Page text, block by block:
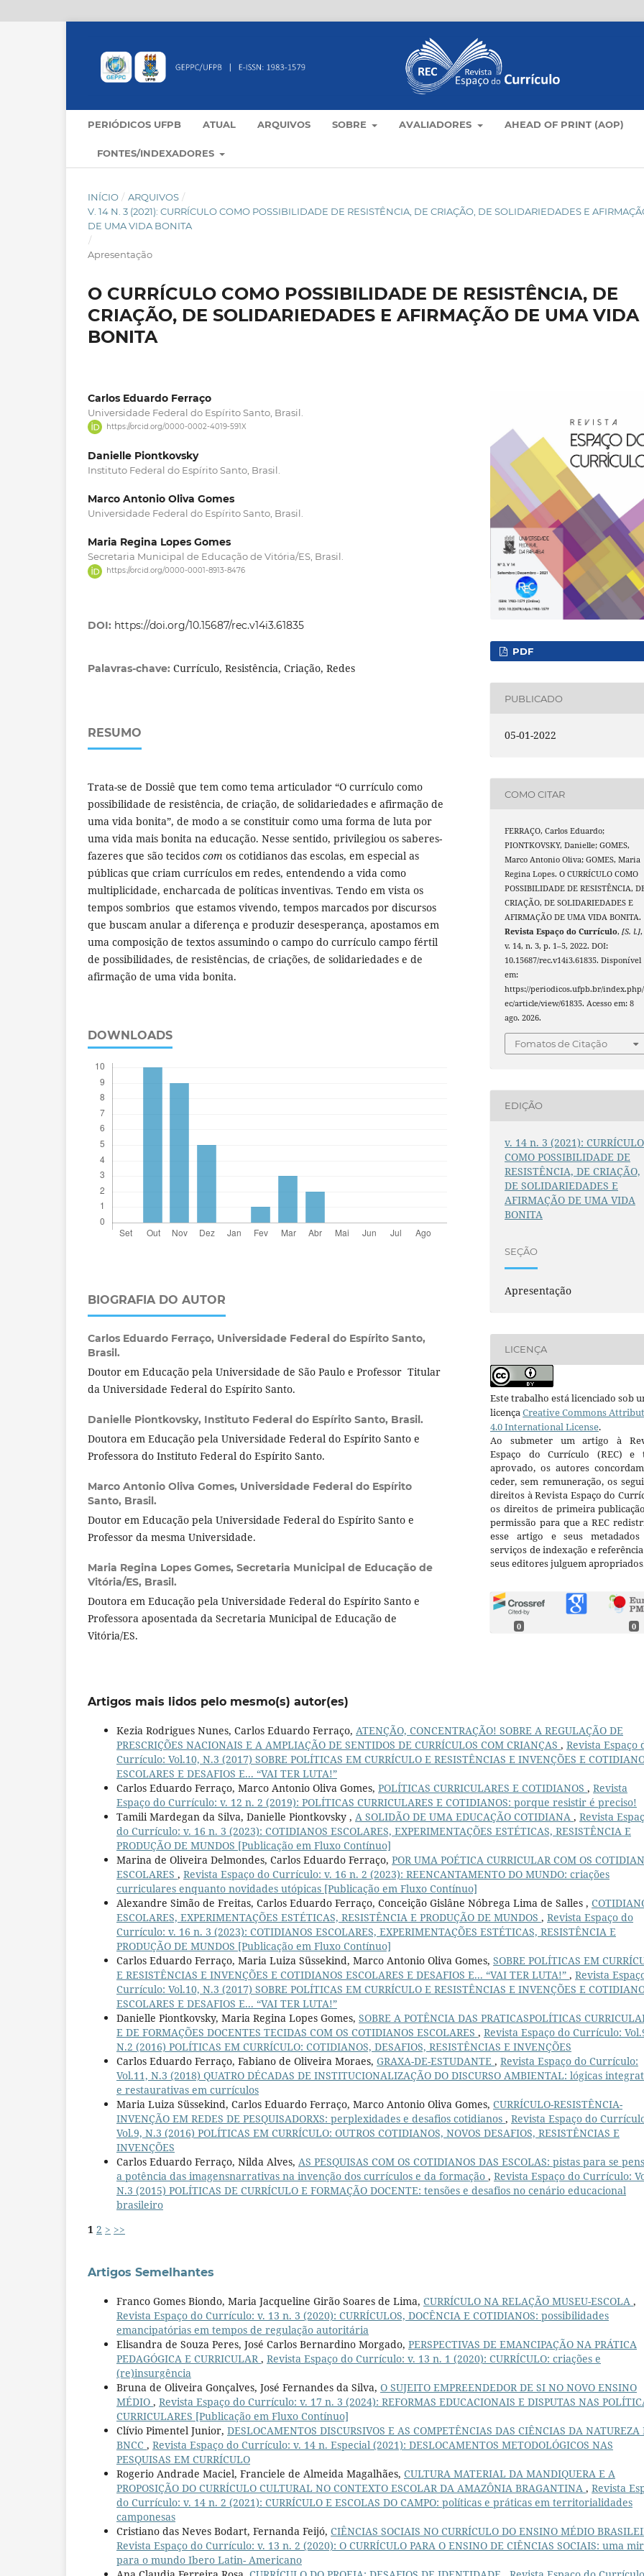
PERIÓDICOS UFPB ATUAL ARQUIVOS SOBRE AVALIADORES AHEAD OF PRINT (AOP)
FONTES/INDEXADORES
INÍCIO / ARQUIVOS /
V. 14 N. 3 (2021): CURRÍCULO COMO POSSIBILIDADE DE RESISTÊNCIA, DE CRIAÇÃO, DE SOLIDARIEDADES E
DE UMA VIDA BONITA
/
Apresentação
O CURRÍCULO COMO POSSIBILIDADE DE RESISTÊNCIA, DE
CRIAÇÃO, DE SOLIDARIEDADES E AFIRMAÇÃO DE UMA VIDA
BONITA
Carlos Eduardo Ferraço
Universidade Federal do Espírito Santo, Brasil.
https://orcid.org/0000-0002-4019-591X
Danielle Piontkovsky
Instituto Federal do Espírito Santo, Brasil.
Marco Antonio Oliva Gomes
Universidade Federal do Espírito Santo, Brasil.
Maria Regina Lopes Gomes
Secretaria Municipal de Educação de Vitória/ES, Brasil.
https://orcid.org/0000-0001-8913-8476
DOI: https://doi.org/10.15687/rec.v14i3.61835
Palavras-chave: Currículo, Resistência, Criação, Redes
RESUMO
Trata-se de Dossiê que tem como tema articulador “O currículo como
possibilidade de resistência, de criação, de solidariedades e afirmação de
uma vida bonita”, de modo a se constituir como uma forma de luta por
uma vida mais bonita na educação. Nesse sentido, privilegiou os saberes-
fazeres que são tecidos com os cotidianos das escolas, em especial as
públicas que criam currículos em redes, entendendo a vida como
multiplicidade, encharcada de políticas inventivas. Tendo em vista os
tempos sombrios que estamos vivendo, tempos marcados por discursos
que buscam anular a diferença e produzir desesperança, apostamos em
uma composição de textos assumindo o campo do currículo campo fértil
de possibilidades, de resistências, de criações, de solidariedades e de
afirmação de uma vida bonita.
DOWNLOADS
BIOGRAFIA DO AUTOR
Carlos Eduardo Ferraço, Universidade Federal do Espírito Santo,
Brasil.
Doutor em Educação pela Universidade de São Paulo e Professor Titular
da Universidade Federal do Espírito Santo.
Danielle Piontkovsky, Instituto Federal do Espírito Santo, Brasil.
Doutora em Educação pela Universidade Federal do Espírito Santo e
Professora do Instituto Federal do Espírito Santo.
Marco Antonio Oliva Gomes, Universidade Federal do Espírito
Santo, Brasil.
Doutor em Educação pela Universidade Federal do Espírito Santo e
Professor da mesma Universidade.
Maria Regina Lopes Gomes, Secretaria Municipal de Educação de
Vitória/ES, Brasil.
Doutora em Educação pela Universidade Federal do Espírito Santo e
Professora aposentada da Secretaria Municipal de Educação de
Vitória/ES.
PDF
PUBLICADO
05-01-2022
COMO CITAR
FERRAÇO, Carlos Eduardo;
PIONTKOVSKY, Danielle; GOMES,
Marco Antonio Oliva; GOMES, Maria
Regina Lopes. O CURRÍCULO COMO
POSSIBILIDADE DE RESISTÊNCIA,
CRIAÇÃO, DE SOLIDARIEDADES E
AFIRMAÇÃO DE UMA VIDA BONITA.
Revista Espaço do Currículo,[S. l.],
v. 14, n. 3, p. 1–5, 2022. DOI:
10.15687/rec.v14i3.61835. Disponível
em:
https://periodicos.ufpb.br/
ec/article/view/61835. Acesso em: 8
ago. 2026.
Fomatos de Citação
EDIÇÃO
v. 14 n. 3 (2021): CURRÍCULO
COMO POSSIBILIDADE DE
RESISTÊNCIA, DE CRIAÇÃO,
DE SOLIDARIEDADES E
AFIRMAÇÃO DE UMA VIDA
BONITA
SEÇÃO
Apresentação
LICENÇA
Este trabalho está licenciado sob
licençaCreative Commons
4.0 International License.
Ao submeter um artigo à
Espaço do Currículo (REC) e
aprovado, os autores
ceder, sem remuneração, os
direitos à Revista Espaço do
os direitos de primeira
permissão para que a REC
esse artigo e seus metadados
serviços de indexação e
seus editores julguem
0 0
Artigos mais lidos pelo mesmo(s) autor(es)
Kezia Rodrigues Nunes, Carlos Eduardo Ferraço, ATENÇÃO, CONCENTRAÇÃO! SOBRE A REGULAÇÃO DE
PRESCRIÇÕES NACIONAIS E A AMPLIAÇÃO DE SENTIDOS DE CURRÍCULOS COM CRIANÇAS , Revista Espaço
Currículo: Vol.10, N.3 (2017) SOBRE POLÍTICAS EM CURRÍCULO E RESISTÊNCIAS E INVENÇÕES E
ESCOLARES E DESAFIOS E... “VAI TER LUTA!”
Carlos Eduardo Ferraço, Marco Antonio Oliva Gomes, POLÍTICAS CURRICULARES E COTIDIANOS , Revista
Espaço do Currículo: v. 12 n. 2 (2019): POLÍTICAS CURRICULARES E COTIDIANOS: porque resistir é preciso!
Tamili Mardegan da Silva, Danielle Piontkovsky , A SOLIDÃO DE UMA EDUCAÇÃO COTIDIANA , Revista
do Currículo: v. 16 n. 3 (2023): COTIDIANOS ESCOLARES, EXPERIMENTAÇÕES ESTÉTICAS, RESISTÊNCIA E
PRODUÇÃO DE MUNDOS [Publicação em Fluxo Contínuo]
Marina de Oliveira Delmondes, Carlos Eduardo Ferraço, POR UMA POÉTICA CURRICULAR COM OS
ESCOLARES , Revista Espaço do Currículo: v. 16 n. 2 (2023): REENCANTAMENTO DO MUNDO: criações
curriculares enquanto novidades utópicas [Publicação em Fluxo Contínuo]
Alexandre Simão de Freitas, Carlos Eduardo Ferraço, Conceição Gislâne Nóbrega Lima de Salles ,
ESCOLARES, EXPERIMENTAÇÕES ESTÉTICAS, RESISTÊNCIA E PRODUÇÃO DE MUNDOS , Revista Espaço do
Currículo: v. 16 n. 3 (2023): COTIDIANOS ESCOLARES, EXPERIMENTAÇÕES ESTÉTICAS, RESISTÊNCIA E
PRODUÇÃO DE MUNDOS [Publicação em Fluxo Contínuo]
Carlos Eduardo Ferraço, Maria Luiza Süssekind, Marco Antonio Oliva Gomes, SOBRE POLÍTICAS EM
E RESISTÊNCIAS E INVENÇÕES E COTIDIANOS ESCOLARES E DESAFIOS E... “VAI TER LUTA!” , Revista
Currículo: Vol.10, N.3 (2017) SOBRE POLÍTICAS EM CURRÍCULO E RESISTÊNCIAS E INVENÇÕES E
ESCOLARES E DESAFIOS E... “VAI TER LUTA!”
Danielle Piontkovsky, Maria Regina Lopes Gomes, SOBRE A POTÊNCIA DAS PRATICASPOLÍTICAS
E DE FORMAÇÕES DOCENTES TECIDAS COM OS COTIDIANOS ESCOLARES , Revista Espaço do Currículo:
N.2 (2016) POLÍTICAS EM CURRÍCULO: COTIDIANOS, DESAFIOS, RESISTÊNCIAS E INVENÇÕES
Carlos Eduardo Ferraço, Fabiano de Oliveira Moraes, GRAXA-DE-ESTUDANTE , Revista Espaço do Currículo:
Vol.11, N.3 (2018) QUATRO DÉCADAS DE INSTITUCIONALIZAÇÃO DO DISCURSO AMBIENTAL: lógicas
e restaurativas em currículos
Maria Luiza Süssekind, Carlos Eduardo Ferraço, Marco Antonio Oliva Gomes, CURRÍCULO-RESISTÊNCIA-
INVENÇÃO EM REDES DE PESQUISADORXS: perplexidades e desafios cotidianos , Revista Espaço do
Vol.9, N.3 (2016) POLÍTICAS EM CURRÍCULO: OUTROS COTIDIANOS, NOVOS DESAFIOS, RESISTÊNCIAS E
INVENÇÕES
Carlos Eduardo Ferraço, Nilda Alves, AS PESQUISAS COM OS COTIDIANOS DAS ESCOLAS: pistas para se
a potência das imagensnarrativas na invenção dos currículos e da formação , Revista Espaço do Currículo:
N.3 (2015) POLÍTICAS DE CURRÍCULO E FORMAÇÃO DOCENTE: tensões e desafios no cenário educacional
brasileiro
1 2 > >>
Artigos Semelhantes
Franco Gomes Biondo, Maria Jacqueline Girão Soares de Lima, CURRÍCULO NA RELAÇÃO MUSEU-ESCOLA ,
Revista Espaço do Currículo: v. 13 n. 3 (2020): CURRÍCULOS, DOCÊNCIA E COTIDIANOS: possibilidades
emancipatórias em tempos de regulação autoritária
Elisandra de Souza Peres, José Carlos Bernardino Morgado, PERSPECTIVAS DE EMANCIPAÇÃO NA PRÁTICA
PEDAGÓGICA E CURRICULAR , Revista Espaço do Currículo: v. 13 n. 1 (2020): CURRÍCULO: criações e
(re)insurgência
Bruna de Oliveira Gonçalves, José Fernandes da Silva, O SUJEITO EMPREENDEDOR DE SI NO NOVO ENSINO
MÉDIO , Revista Espaço do Currículo: v. 17 n. 3 (2024): REFORMAS EDUCACIONAIS E DISPUTAS NAS
CURRICULARES [Publicação em Fluxo Contínuo]
Clívio Pimentel Junior, DESLOCAMENTOS DISCURSIVOS E AS COMPETÊNCIAS DAS CIÊNCIAS DA NATUREZA
BNCC , Revista Espaço do Currículo: v. 14 n. Especial (2021): DESLOCAMENTOS METODOLÓGICOS NAS
PESQUISAS EM CURRÍCULO
Rogerio Andrade Maciel, Franciele de Almeida Magalhães, CULTURA MATERIAL DA MANDIQUERA E A
PROPOSIÇÃO DO CURRÍCULO CULTURAL NO CONTEXTO ESCOLAR DA AMAZÔNIA BRAGANTINA , Revista
do Currículo: v. 14 n. 2 (2021): CURRÍCULO E ESCOLAS DO CAMPO: políticas e práticas em territorialidades
camponesas
Cristiano das Neves Bodart, Fernanda Feijó, CIÊNCIAS SOCIAIS NO CURRÍCULO DO ENSINO MÉDIO
Revista Espaço do Currículo: v. 13 n. 2 (2020): O CURRÍCULO PARA O ENSINO DE CIÊNCIAS SOCIAIS: uma
para o mundo Ibero Latin- Americano